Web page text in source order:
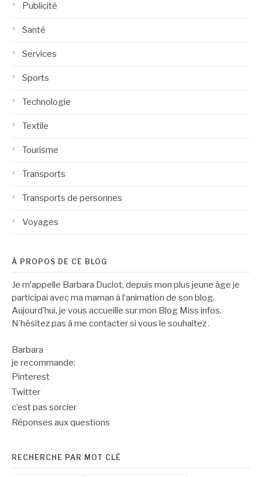
Publicité
Santé
Services
Sports
Technologie
Textile
Tourisme
Transports
Transports de personnes
Voyages
À PROPOS DE CE BLOG
Je m’appelle Barbara Duclot, depuis mon plus jeune âge je
participai avec ma maman à l’animation de son blog.
Aujourd’hui, je vous accueille sur mon Blog Miss infos.
N’hésitez pas à me contacter si vous le souhaitez .
Barbara
je recommande:
Pinterest
Twitter
c’est pas sorcier
Réponses aux questions
RECHERCHE PAR MOT CLÉ